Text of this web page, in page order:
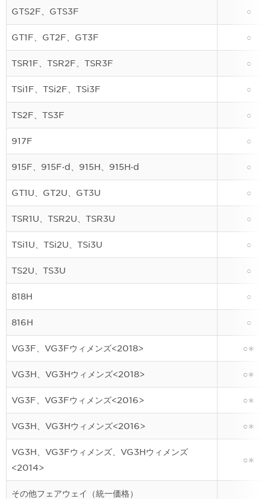
GTS2F、GTS3F ○
GT1F、GT2F、GT3F ○
TSR1F、TSR2F、TSR3F ○
TSi1F、TSi2F、TSi3F ○
TS2F、TS3F ○
917F ○
915F、915F·d、915H、915H·d ○
GT1U、GT2U、GT3U ○
TSR1U、TSR2U、TSR3U ○
TSi1U、TSi2U、TSi3U ○
TS2U、TS3U ○
818H ○
816H ○
VG3F、VG3Fウィメンズ<2018> ○∗
VG3H、VG3Hウィメンズ<2018> ○∗
VG3F、VG3Fウィメンズ<2016> ○∗
VG3H、VG3Hウィメンズ<2016> ○∗
VG3H、VG3Fウィメンズ、VG3Hウィメンズ
<2014>
○∗
その他フェアウェイ（統一価格）